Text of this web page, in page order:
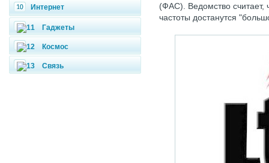
Интернет
Гаджеты
Космос
Связь
(ФАС). Ведомство считает,
частоты достанутся